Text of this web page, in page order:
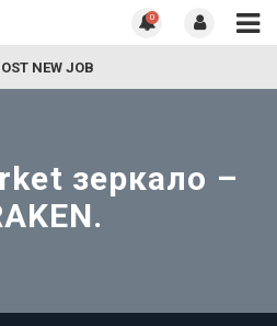
0
NEW JOB
зеркало –